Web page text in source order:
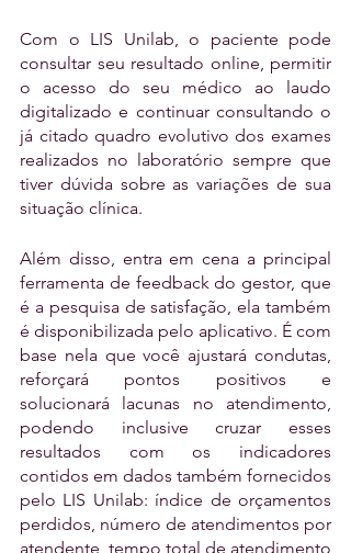
Com o LIS Unilab, o paciente pode
consultar seu resultado online, permitir
o acesso do seu médico ao laudo
digitalizado e continuar consultando o
já citado quadro evolutivo dos exames
realizados no laboratório sempre que
tiver dúvida sobre as variações de sua
situação clínica.
Além disso, entra em cena a principal
ferramenta de feedback do gestor, que
é a pesquisa de satisfação, ela também
é disponibilizada pelo aplicativo. É com
base nela que você ajustará condutas,
reforçará pontos positivos e
solucionará lacunas no atendimento,
podendo inclusive cruzar esses
resultados com os indicadores
contidos em dados também fornecidos
pelo LIS Unilab: índice de orçamentos
perdidos, número de atendimentos por
atendente, tempo total de atendimento